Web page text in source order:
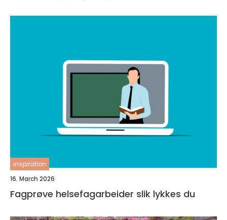
inspiration
16. March 2026
Fagprøve helsefagarbeider slik lykkes du